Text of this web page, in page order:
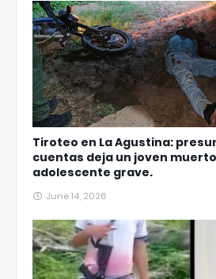
Tiroteo en La Agustina:
cuentas deja un joven
adolescente grave.
June 14, 2026